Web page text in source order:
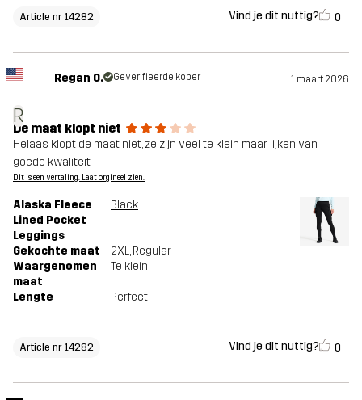
Article nr 14282 Vind je dit nuttig? 0
R
Regan O. Geverifieerde koper 1 maart 2026
De maat klopt niet
Helaas klopt de maat niet, ze zijn veel te klein maar lijken van
goede kwaliteit
Dit is een vertaling. Laat orgineel zien.
Alaska Fleece
Lined Pocket
Leggings
Black
Gekochte maat 2XL, Regular
Waargenomen
maat
Te klein
Lengte Perfect
Article nr 14282 Vind je dit nuttig? 0